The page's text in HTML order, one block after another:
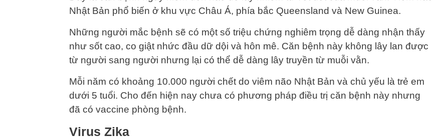
Nhật Bản phổ biến ở khu vực Châu Á, phía bắc Queensland và New Guinea.
Những người mắc bệnh sẽ có một số triệu chứng nghiêm trọng dễ dàng nhận thấy
như sốt cao, co giật nhức đầu dữ dội và hôn mê. Căn bệnh này không lây lan được
từ người sang người nhưng lại có thể dễ dàng lây truyền từ muỗi vằn.
Mỗi năm có khoảng 10.000 người chết do viêm não Nhật Bản và chủ yếu là trẻ em
dưới 5 tuổi. Cho đến hiện nay chưa có phương pháp điều trị căn bệnh này nhưng
đã có vaccine phòng bệnh.
Virus Zika